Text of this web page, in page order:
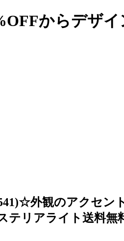
からデザ
外観のアクセン
テリアライト送料無